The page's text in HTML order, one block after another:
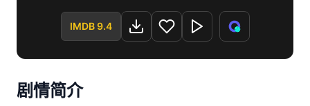
IMDB 9.4
剧情简介